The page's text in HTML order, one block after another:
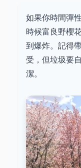
如果你時間彈
時候富良野櫻
到爆炸。記得
受，但垃圾要
潔。